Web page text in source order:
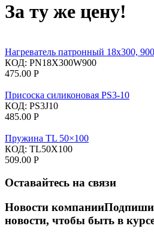
За ту же цену!
Нагреватель патронный 18х300,
КОД: PN18X300W900
475.00 Р
Присоска силиконовая PS3-10
КОД: PS3J10
485.00 Р
Пружина TL 50×100
КОД: TL50X100
509.00 Р
Оставайтесь на связи
Новости компании
новости, чтобы быть в